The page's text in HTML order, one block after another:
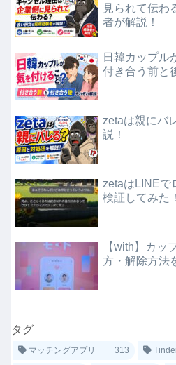
見られて伝わ
者が解説！
日韓カップル
付き合う前と
zetaは親にバ
説！
zetaはLINEで
検証してみた
【with】カッ
方・解除方法
タグ
マッチングアプリ 313